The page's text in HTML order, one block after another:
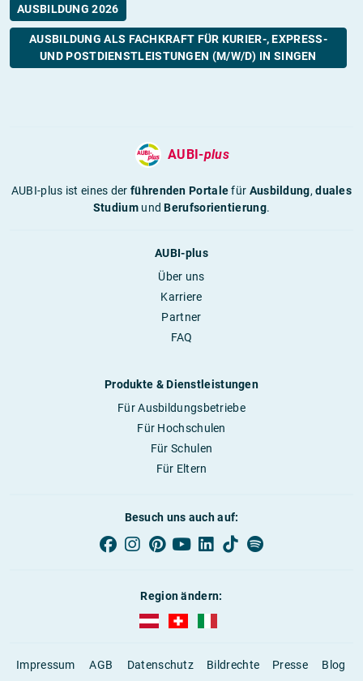
AUSBILDUNG 2026
AUSBILDUNG ALS FACHKRAFT FÜR KURIER-, EXPRESS-
UND POSTDIENSTLEISTUNGEN (M/W/D) IN SINGEN
AUBI-plus
AUBI-plus ist eines derführenden Portalefür Ausbildung,duales
StudiumundBerufsorientierung.
AUBI-plus
Über uns
Karriere
Partner
FAQ
Produkte & Dienstleistungen
Für Ausbildungsbetriebe
Für Hochschulen
Für Schulen
Für Eltern
Besuch uns auch auf:
Region ändern:
AUBI-plus Österreich (deutsch)
Impressum AGB Datenschutz Bildrechte Presse Blog